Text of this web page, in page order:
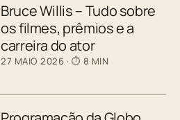
Bruce Willis – Tudo sobre
os filmes, prêmios e a
carreira do ator
27 MAIO 2026 · ⏱ 8 MIN